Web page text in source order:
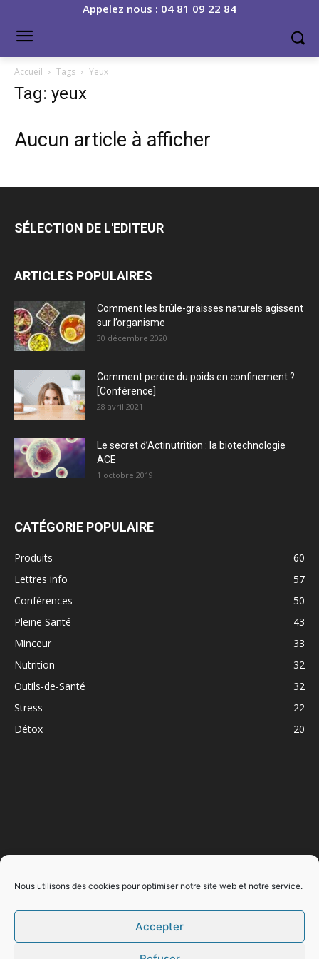
Nous utilisons des cookies pour optimiser notre site web et notre service.
Accepter
Appelez nous : 04 81 09 22 84
Accueil Tags Yeux
Tag: yeux
Aucun article à afficher
SÉLECTION DE L'EDITEUR
ARTICLES POPULAIRES
Comment les brûle-graisses naturels agissent
sur l’organisme
30 décembre 2020
Comment perdre du poids en confinement ?
[Conférence]
28 avril 2021
Le secret d’Actinutrition : la biotechnologie
ACE
1 octobre 2019
CATÉGORIE POPULAIRE
Produits
60
Lettres info
57
Conférences
50
Pleine Santé
43
Minceur
33
Nutrition
32
Outils-de-Santé
32
Stress
22
Détox
20
SUIVEZ NOUS